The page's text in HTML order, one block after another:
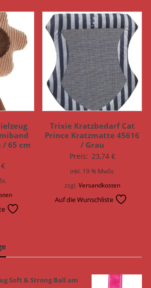
/ 65 cm
€
Trixie Kratzbedarf Cat
Prince Kratzmatte 45616
/ Grau
Preis: 23,74 €
inkl. 19 % MwSt.
zzgl. Versandkosten
Auf die Wunschliste
Soft & Strong Ball am